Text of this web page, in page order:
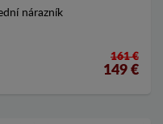
nárazník
161 €
149 €